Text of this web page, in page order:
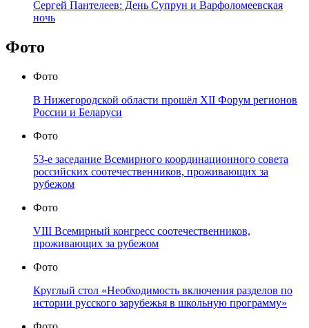
Сергей Пантелеев: День Супрун и Варфоломеевская
ночь
Фото
Фото
В Нижегородской области прошёл XII Форум регионов
России и Беларуси
Фото
53-е заседание Всемирного координационного совета
российских соотечественников, проживающих за
рубежом
Фото
VIII Всемирный конгресс соотечественников,
проживающих за рубежом
Фото
Круглый стол «Необходимость включения разделов по
истории русского зарубежья в школьную программу»